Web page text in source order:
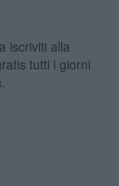
iscriviti alla
tutti i giorni